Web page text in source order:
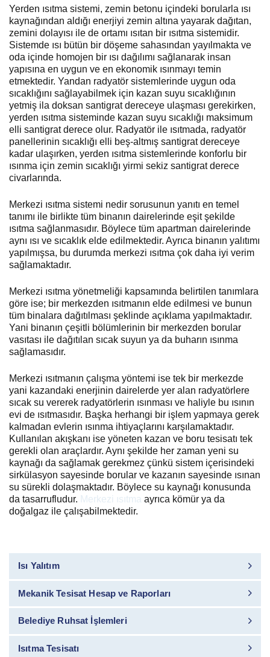
Isı Yalıtım
Mekanik Tesisat Hesap ve Raporları
Belediye Ruhsat İşlemleri
Isıtma Tesisatı
Yerden ısıtma sistemi, zemin betonu içindeki borularla ısı
kaynağından aldığı enerjiyi zemin altına yayarak dağıtan,
zemini dolayısı ile de ortamı ısıtan bir ısıtma sistemidir.
Sistemde ısı bütün bir döşeme sahasından yayılmakta ve
oda içinde homojen bir ısı dağılımı sağlanarak insan
yapısına en uygun ve en ekonomik ısınmayı temin
etmektedir. Yandan radyatör sistemlerinde uygun oda
sıcaklığını sağlayabilmek için kazan suyu sıcaklığının
yetmiş ila doksan santigrat dereceye ulaşması gerekirken,
yerden ısıtma sisteminde kazan suyu sıcaklığı maksimum
elli santigrat derece olur. Radyatör ile ısıtmada, radyatör
panellerinin sıcaklığı elli beş-altmış santigrat dereceye
kadar ulaşırken, yerden ısıtma sistemlerinde konforlu bir
ısınma için zemin sıcaklığı yirmi sekiz santigrat derece
civarlarında.
Merkezi ısıtma sistemi nedir sorusunun yanıtı en temel
tanımı ile birlikte tüm binanın dairelerinde eşit şekilde
ısıtma sağlanmasıdır. Böylece tüm apartman dairelerinde
aynı ısı ve sıcaklık elde edilmektedir. Ayrıca binanın yalıtımı
yapılmışsa, bu durumda merkezi ısıtma çok daha iyi verim
sağlamaktadır.
Merkezi ısıtma yönetmeliği kapsamında belirtilen tanımlara
göre ise; bir merkezden ısıtmanın elde edilmesi ve bunun
tüm binalara dağıtılması şeklinde açıklama yapılmaktadır.
Yani binanın çeşitli bölümlerinin bir merkezden borular
vasıtası ile dağıtılan sıcak suyun ya da buharın ısınma
sağlamasıdır.
Merkezi ısıtmanın çalışma yöntemi ise tek bir merkezde
yani kazandaki enerjinin dairelerde yer alan radyatörlere
sıcak su vererek radyatörlerin ısınması ve haliyle bu ısının
evi de ısıtmasıdır. Başka herhangi bir işlem yapmaya gerek
kalmadan evlerin ısınma ihtiyaçlarını karşılamaktadır.
Kullanılan akışkanı ise yöneten kazan ve boru tesisatı tek
gerekli olan araçlardır. Aynı şekilde her zaman yeni su
kaynağı da sağlamak gerekmez çünkü sistem içerisindeki
sirkülasyon sayesinde borular ve kazanın sayesinde ısınan
su sürekli dolaşmaktadır. Böylece su kaynağı konusunda
da tasarrufludur. Merkezi ısıtma ayrıca kömür ya da
doğalgaz ile çalışabilmektedir.